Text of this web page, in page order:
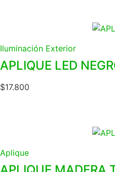
Iluminación Exterior
APLIQUE LED
$17.800
Aplique